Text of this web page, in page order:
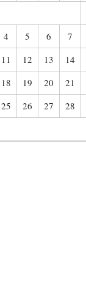
4 5 6 7
11 12 13 14
18 19 20 21
25 26 27 28